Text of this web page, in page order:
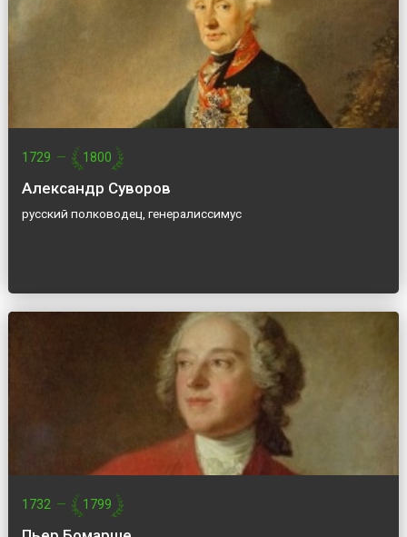
1729 — 1800
Александр Суворов
русский полководец, генералиссимус
1732 — 1799